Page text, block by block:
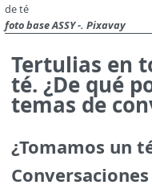
de té
foto base ASSY -. Pixavay
Tertulias en
té. ¿De qué
temas de
¿Tomamos un